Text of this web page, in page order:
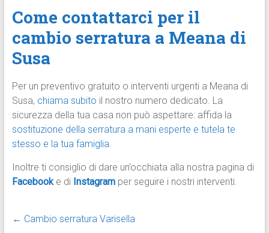
Come contattarci per il
cambio serratura a Meana di
Susa
Per un preventivo gratuito o interventi urgenti a Meana di
Susa, chiama subito il nostro numero dedicato. La
sicurezza della tua casa non può aspettare: affida la
sostituzione della serratura a mani esperte e tutela te
stesso e la tua famiglia.
Inoltre ti consiglio di dare un’occhiata alla nostra pagina di
Facebook e di Instagram per seguire i nostri interventi.
← Cambio serratura Varisella